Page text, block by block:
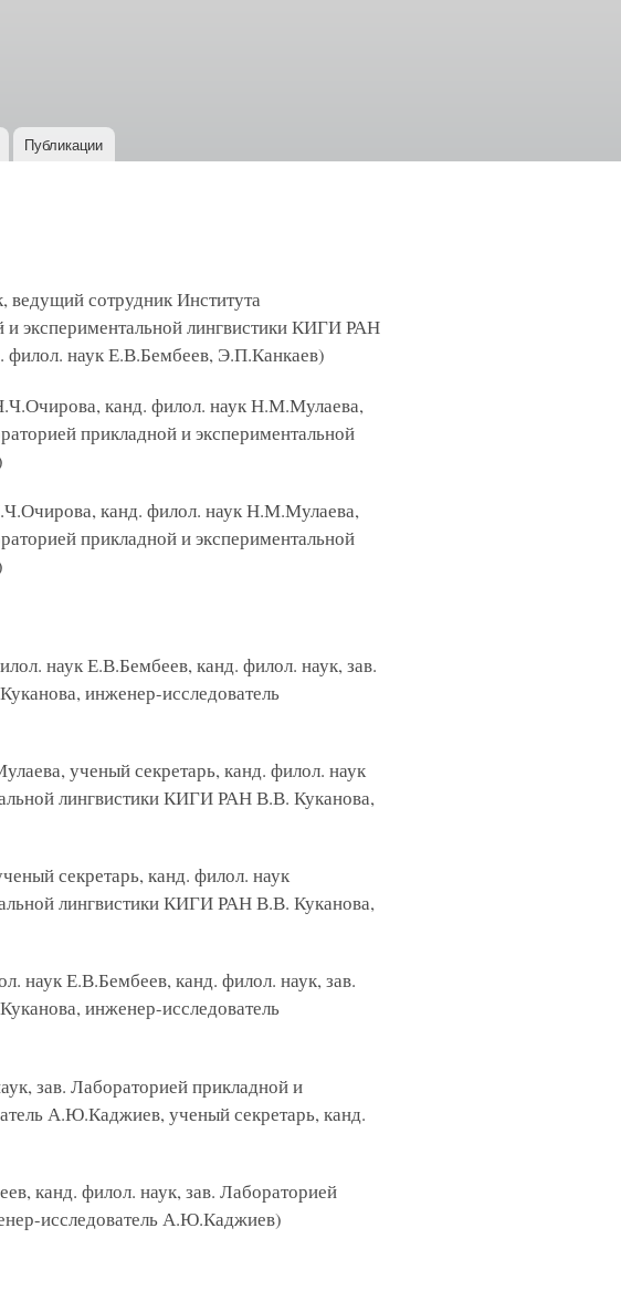
Публикации
ведущий сотрудник Института
и экспериментальной лингвистики КИГИ РАН
наук Е.В.Бембеев, Э.П.Канкаев)
канд. филол. наук Н.М.Мулаева,
прикладной и экспериментальной
канд. филол. наук Н.М.Мулаева,
прикладной и экспериментальной
наук Е.В.Бембеев, канд. филол. наук, зав.
инженер-исследователь
ученый секретарь, канд. филол. наук
лингвистики КИГИ РАН В.В. Куканова,
секретарь, канд. филол. наук
лингвистики КИГИ РАН В.В. Куканова,
наук Е.В.Бембеев, канд. филол. наук, зав.
инженер-исследователь
зав. Лабораторией прикладной и
А.Ю.Каджиев, ученый секретарь, канд.
канд. филол. наук, зав. Лабораторией
исследователь А.Ю.Каджиев)